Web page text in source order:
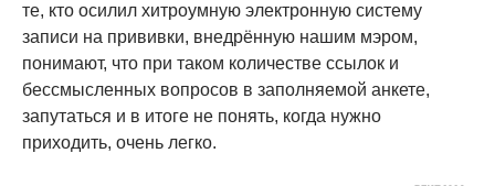
те, кто осилил хитроумную электронную систему
записи на прививки, внедрённую нашим мэром,
понимают, что при таком количестве ссылок и
бессмысленных вопросов в заполняемой анкете,
запутаться и в итоге не понять, когда нужно
приходить, очень легко.